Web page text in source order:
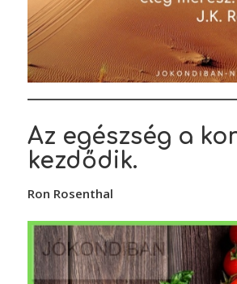
Az egészség a
kezdődik.
Ron Rosenthal